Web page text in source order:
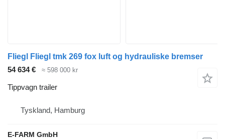
Fliegl Fliegl tmk 269 fox luft og hydrauliske bremser
54 634 €
≈ 598 000 kr
Tippvagn trailer
Tyskland, Hamburg
E-FARM GmbH